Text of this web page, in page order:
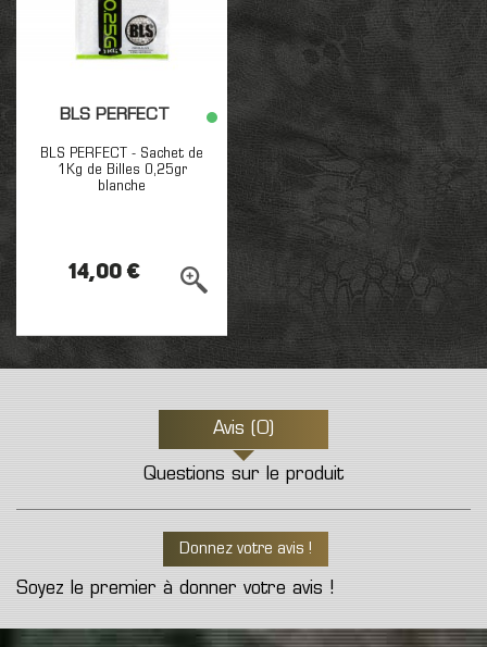
BLS PERFECT
BLS PERFECT - Sachet de
1Kg de Billes 0,25gr
blanche
14,00 €
Avis (0)
Questions sur le produit
Donnez votre avis !
Soyez le premier à donner votre avis !